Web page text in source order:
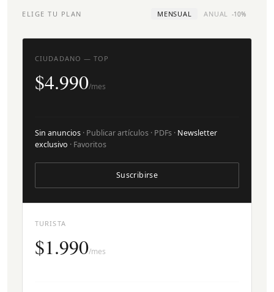
ELIGE TU PLAN MENSUAL ANUAL -10%
TURISTA
$1.990/mes
CIUDADANO — TOP
$4.990/mes
Sin anuncios · Publicar artículos · PDFs · Newsletter
exclusivo · Favoritos
Suscribirse